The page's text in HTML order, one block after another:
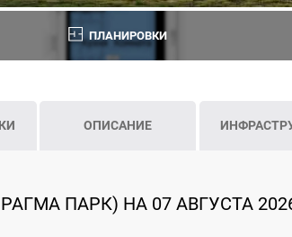
ПЛАНИРОВКИ
ОПИСАНИЕ
ПАРК) НА 07 АВГУСТА